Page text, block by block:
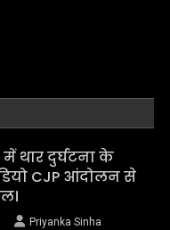
थार दुर्घटना के
CJP आंदोलन से
Priyanka Sinha